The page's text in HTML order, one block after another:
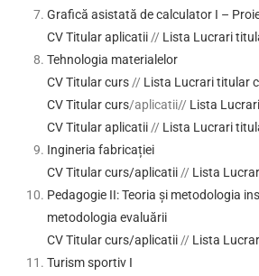
Grafică asistată de calculator I –
CV Titular aplicatii // Lista Lucrari
Tehnologia materialelor
CV Titular curs // Lista Lucrari titular
CV Titular curs/aplicatii// Lista
CV Titular aplicatii // Lista Lucrari
Ingineria fabricației
CV Titular curs/aplicatii // Lista
Pedagogie II: Teoria și metodologia
metodologia evaluării
CV Titular curs/aplicatii // Lista
Turism sportiv I